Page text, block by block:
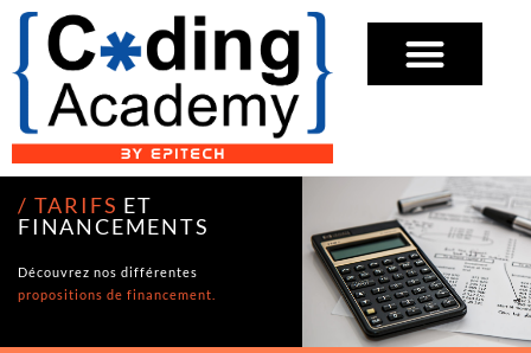
/ TARIFS ET
FINANCEMENTS
Découvrez nos différentes
propositions de financement.